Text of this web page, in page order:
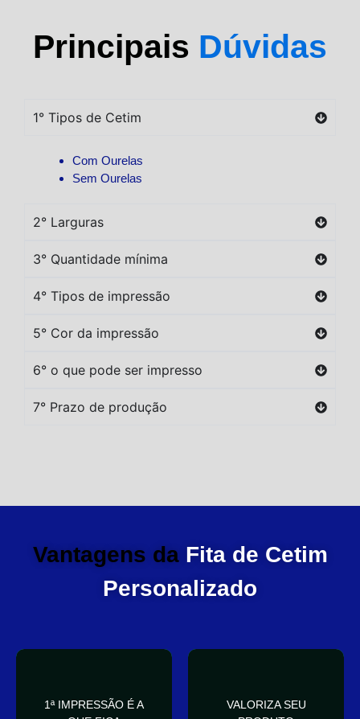
Principais Dúvidas
1° Tipos de Cetim
Com Ourelas
Sem Ourelas
2° Larguras
3° Quantidade mínima
4° Tipos de impressão
5° Cor da impressão
6° o que pode ser impresso
7° Prazo de produção
Vantagens da Fita de Cetim
Personalizado
1ª IMPRESSÃO É A
Sua embalagem fala por
você
VALORIZA SEU
que deixa sua embalagem
elegante